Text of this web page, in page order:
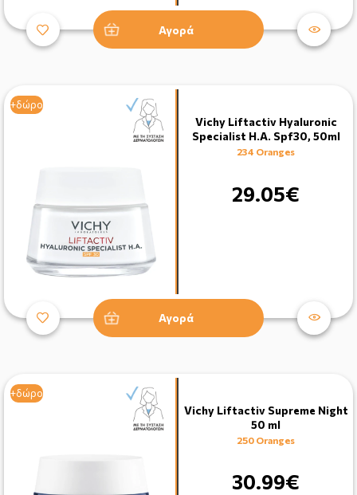
Αγορά
+δώρο
Vichy Liftactiv Hyaluronic
Specialist H.A. Spf30, 50ml
234 Oranges
29.05€
Αγορά
+δώρο
Vichy Liftactiv Supreme Night
50 ml
250 Oranges
30.99€